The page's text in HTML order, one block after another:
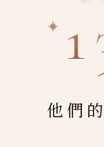
他們